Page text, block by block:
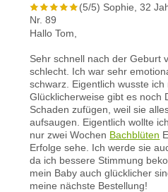
(5/5) Sophie, 32
Nr. 89
Hallo Tom,
Sehr schnell nach der Geburt
schlecht. Ich war sehr
schwarz. Eigentlich wusste ich
Glücklicherweise gibt es noch
Schaden zufügen, weil sie
aufsaugen. Eigentlich wollte
nur zwei Wochen Bachblüten
Erfolge sehe. Ich werde sie
da ich bessere Stimmung
mein Baby auch glücklicher
meine nächste Bestellung!